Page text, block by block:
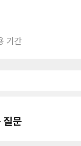
기간
질문